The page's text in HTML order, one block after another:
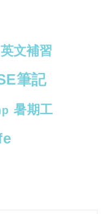
英文補習
筆記
暑期工